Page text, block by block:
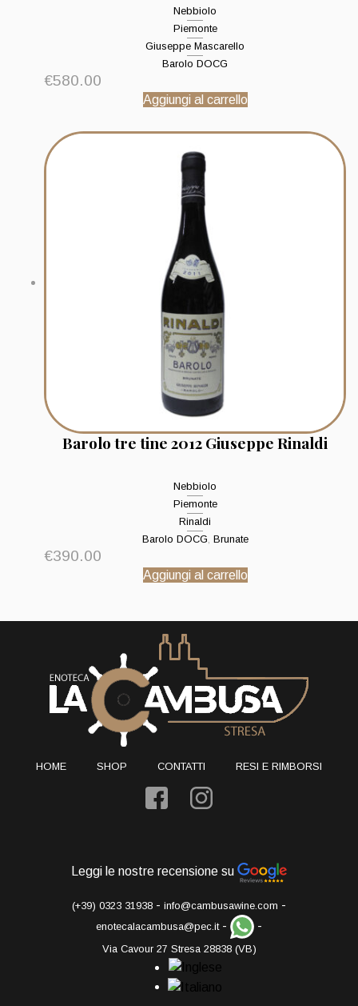
Nebbiolo
Piemonte
Giuseppe Mascarello
Barolo DOCG
€580.00
Aggiungi al carrello
Barolo tre tine 2012 Giuseppe Rinaldi
Nebbiolo
Piemonte
Rinaldi
Barolo DOCG, Brunate
€390.00
Aggiungi al carrello
HOME SHOP CONTATTI RESI E RIMBORSI
Leggi le nostre recensione su
(+39) 0323 31938 - info@cambusawine.com -
enotecalacambusa@pec.it- -
Via Cavour 27 Stresa 28838 (VB)